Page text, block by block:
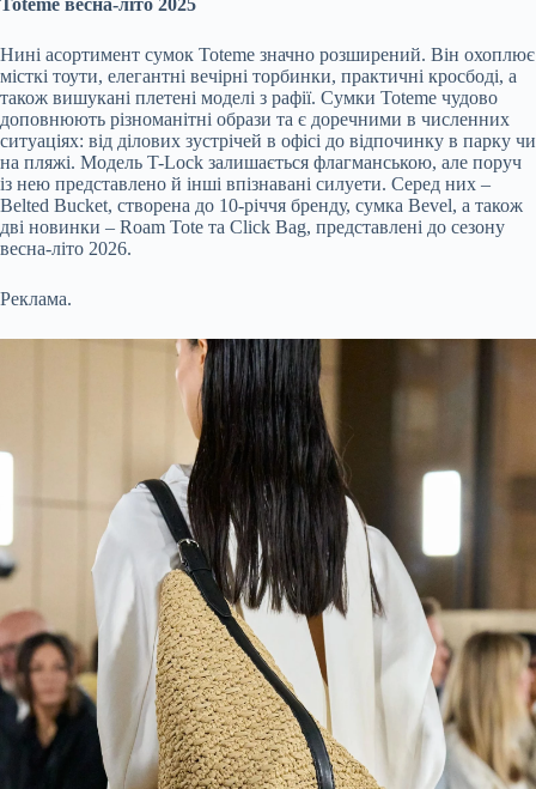
Toteme весна-літо 2025
Нині асортимент сумок Toteme значно розширений. Він охоплює
місткі тоути, елегантні вечірні торбинки, практичні кросбоді, а
також вишукані плетені моделі з рафії. Сумки Toteme чудово
доповнюють різноманітні образи та є доречними в численних
ситуаціях: від ділових зустрічей в офісі до відпочинку в парку чи
на пляжі. Модель T-Lock залишається флагманською, але поруч
із нею представлено й інші впізнавані силуети. Серед них –
Belted Bucket, створена до 10-річчя бренду, сумка Bevel, а також
дві новинки – Roam Tote та Click Bag, представлені до сезону
весна-літо 2026.
Реклама.